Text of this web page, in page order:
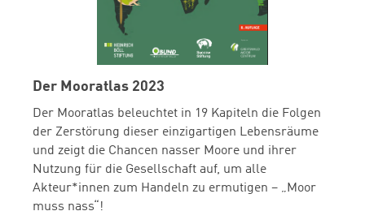
Der Mooratlas 2023
Der Mooratlas beleuchtet in 19 Kapiteln die Folgen
der Zerstörung dieser einzigartigen Lebensräume
und zeigt die Chancen nasser Moore und ihrer
Nutzung für die Gesellschaft auf, um alle
Akteur*innen zum Handeln zu ermutigen – „Moor
muss nass“!